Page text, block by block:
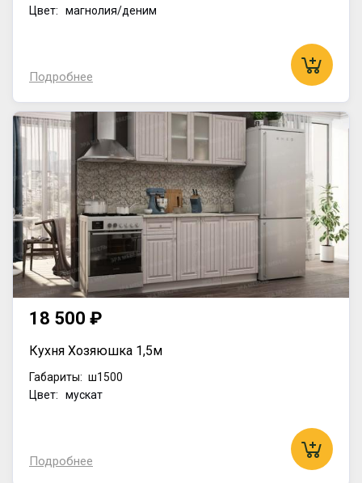
Цвет: магнолия/деним
Подробнее
18 500 ₽
Кухня Хозяюшка 1,5м
Габариты: ш1500
Цвет: мускат
Подробнее